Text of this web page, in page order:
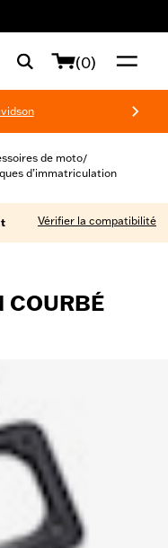
(0)
de moto/
d’immatriculation
Vérifier la compatibilité
COURBÉ